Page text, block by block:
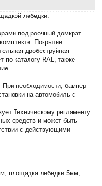
лебедки.
под реечный домкрат.
Покрытие
дробеструйная
по каталогу RAL, также
При необходимости, бампер
на автомобиль с
Техническому регламенту
средств и может быть
с действующими
площадка лебедки 5мм,